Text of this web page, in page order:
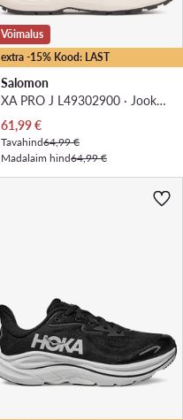
extra -15% Kood: LAST
Võimalus
Salomon
XA PRO J L49302900 · Jooksujalatsid
Praegune hind
61,99€
Tavahind64,99 €
Madalaim hind64,99 €